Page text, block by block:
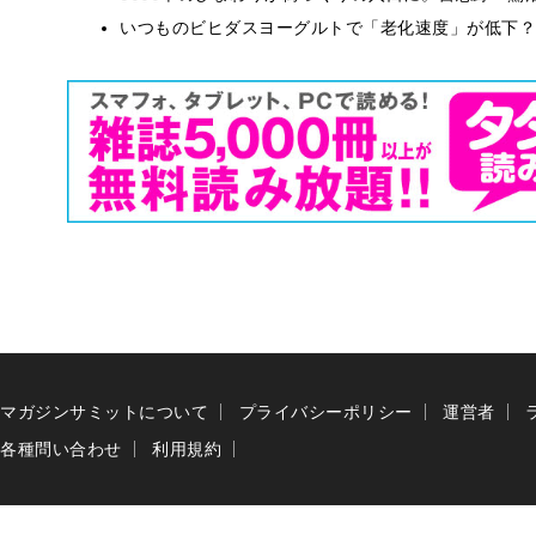
いつものビヒダスヨーグルトで「老化速度」が低
マガジンサミットについて プライバシーポリシー 運営者
各種問い合わせ
利用規約